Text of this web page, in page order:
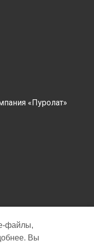
«Пуролат»
Вы